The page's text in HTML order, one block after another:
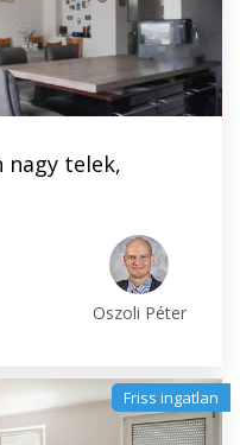
nagy telek,
Oszoli Péter
Friss ingatlan